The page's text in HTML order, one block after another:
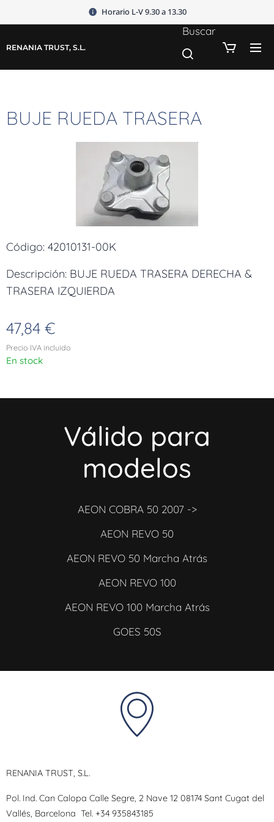
Horario L-V 9.30 a 13.30
RENANIA TRUST, S.L.
Buscar
BUJE RUEDA TRASERA
Código: 42010131-00K
Descripción: BUJE RUEDA TRASERA DERECHA &
TRASERA IZQUIERDA
47,84 €
Precio IVA incluido
En stock
Válido para
modelos
AEON COBRA 50 2007 ->
AEON REVO 50
AEON REVO 50 Marcha Atrás
AEON REVO 100
AEON REVO 100 Marcha Atrás
GOES 50S
RENANIA TRUST, S.L.
Pol. Ind. Can Calopa Calle Segre, 2 Nave 12 08174 Sant Cugat del
Vallés, Barcelona Tel. +34 935843185